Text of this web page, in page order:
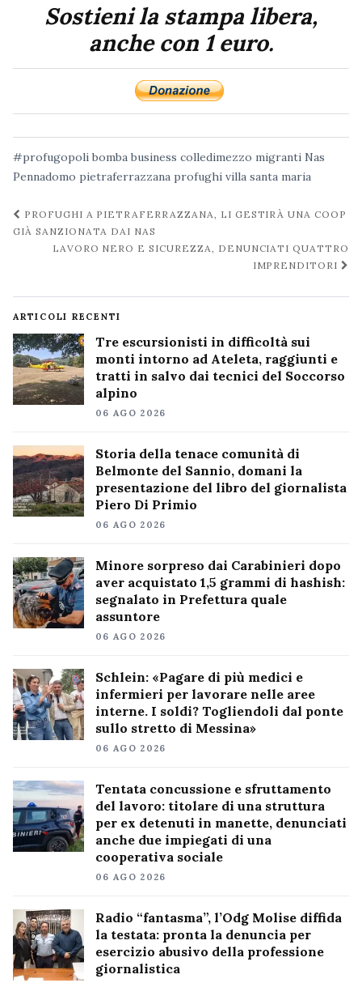
Sostieni la stampa libera,
anche con 1 euro.
#profugopoli bomba business colledimezzo migranti Nas
Pennadomo pietraferrazzana profughi villa santa maria
Navigazione
post
PROFUGHI A PIETRAFERRAZZANA, LI GESTIRÀ UNA COOP
GIÀ SANZIONATA DAI NAS
LAVORO NERO E SICUREZZA, DENUNCIATI QUATTRO
IMPRENDITORI
ARTICOLI RECENTI
Tre escursionisti in difficoltà sui
monti intorno ad Ateleta, raggiunti e
tratti in salvo dai tecnici del Soccorso
alpino
06 AGO 2026
Storia della tenace comunità di
Belmonte del Sannio, domani la
presentazione del libro del giornalista
Piero Di Primio
06 AGO 2026
Minore sorpreso dai Carabinieri dopo
aver acquistato 1,5 grammi di hashish:
segnalato in Prefettura quale
assuntore
06 AGO 2026
Schlein: «Pagare di più medici e
infermieri per lavorare nelle aree
interne. I soldi? Togliendoli dal ponte
sullo stretto di Messina»
06 AGO 2026
Tentata concussione e sfruttamento
del lavoro: titolare di una struttura
per ex detenuti in manette, denunciati
anche due impiegati di una
cooperativa sociale
06 AGO 2026
Radio “fantasma”, l’Odg Molise diffida
la testata: pronta la denuncia per
esercizio abusivo della professione
giornalistica